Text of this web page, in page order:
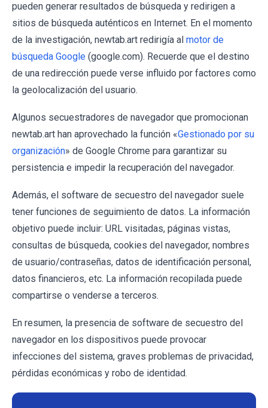
pueden generar resultados de búsqueda y redirigen a
sitios de búsqueda auténticos en Internet. En el momento
de la investigación, newtab.art redirigía al motor de
búsqueda Google (google.com). Recuerde que el destino
de una redirección puede verse influido por factores como
la geolocalización del usuario.
Algunos secuestradores de navegador que promocionan
newtab.art han aprovechado la función «Gestionado por su
organización» de Google Chrome para garantizar su
persistencia e impedir la recuperación del navegador.
Además, el software de secuestro del navegador suele
tener funciones de seguimiento de datos. La información
objetivo puede incluir: URL visitadas, páginas vistas,
consultas de búsqueda, cookies del navegador, nombres
de usuario/contraseñas, datos de identificación personal,
datos financieros, etc. La información recopilada puede
compartirse o venderse a terceros.
En resumen, la presencia de software de secuestro del
navegador en los dispositivos puede provocar
infecciones del sistema, graves problemas de privacidad,
pérdidas económicas y robo de identidad.